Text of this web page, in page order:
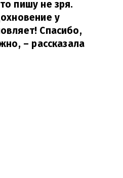
пишу не зря.
у
Спасибо,
– рассказала